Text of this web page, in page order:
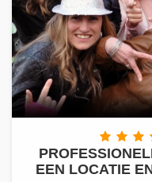
EEN LOCATIE